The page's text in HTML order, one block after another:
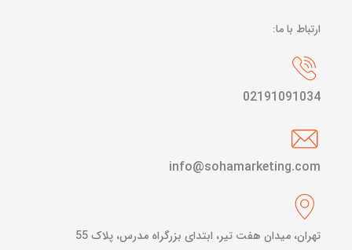
ارتباط با ما:
02191091034
info@sohamarketing.com
تهران، میدان هفت تیر، ابتدای بزرگراه مدرس، پلاک 55